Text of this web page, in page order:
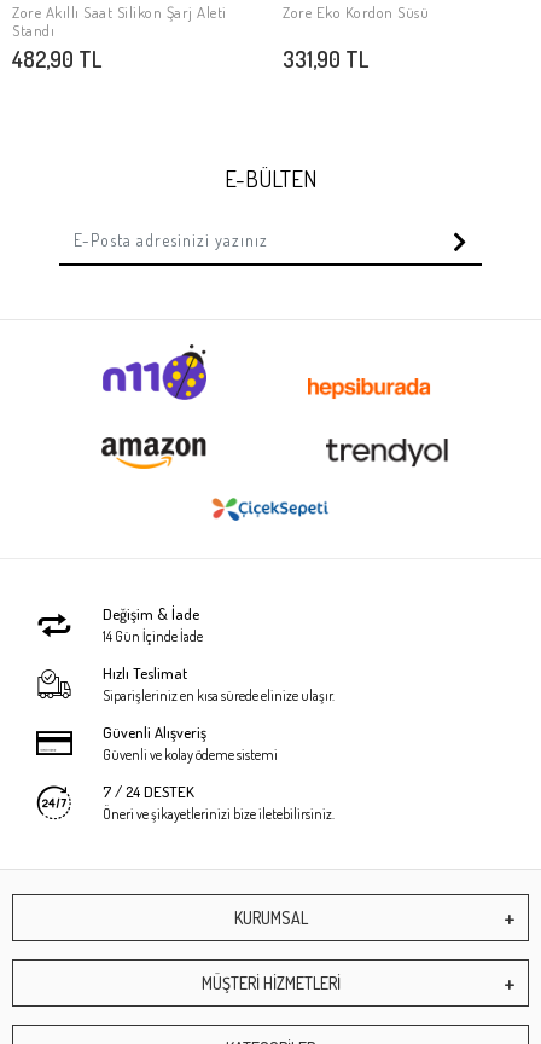
SEPETE EKLE
Zore Akıllı Saat Silikon Şarj Aleti
Standı
482,90 TL
SEPETE EKLE
Zore Eko Kordon Süsü
331,90 TL
E-BÜLTEN
Değişim & İade
14 Gün İçinde İade
Hızlı Teslimat
Siparişleriniz en kısa sürede elinize ulaşır.
Güvenli Alışveriş
Güvenli ve kolay ödeme sistemi
7 / 24 DESTEK
Öneri ve şikayetlerinizi bize iletebilirsiniz.
KURUMSAL
MÜŞTERİ HİZMETLERİ